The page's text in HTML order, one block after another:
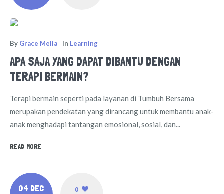
By Grace Melia In Learning
APA SAJA YANG DAPAT DIBANTU DENGAN
TERAPI BERMAIN?
Terapi bermain seperti pada layanan di Tumbuh Bersama
merupakan pendekatan yang dirancang untuk membantu anak-
anak menghadapi tantangan emosional, sosial, dan...
READ MORE
04 DEC
0